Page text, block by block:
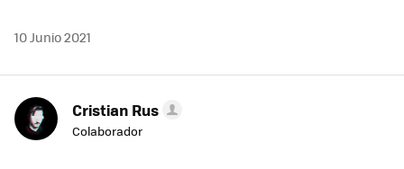
10 Junio 2021
Cristian Rus
Colaborador